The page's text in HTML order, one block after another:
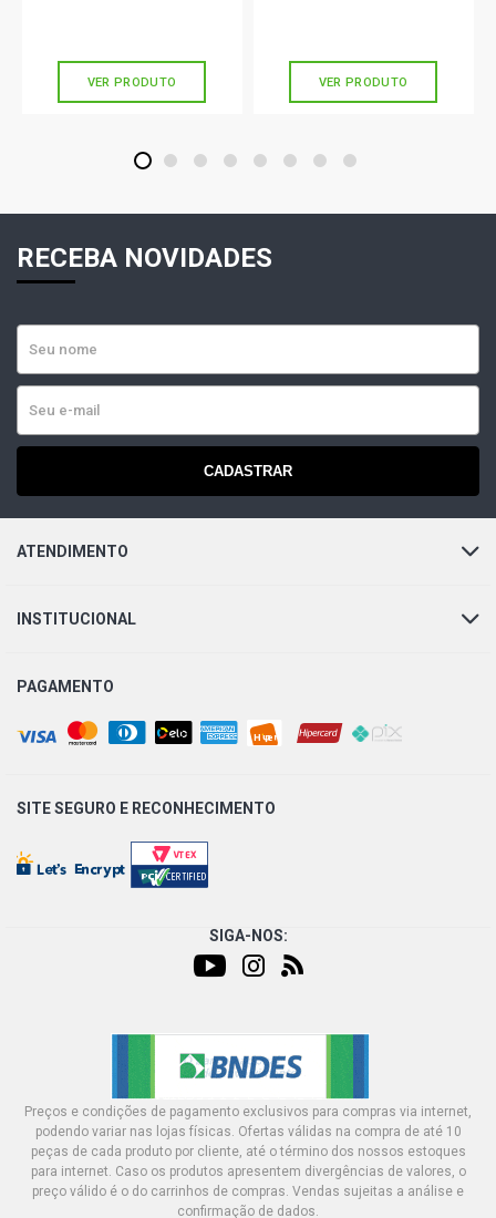
VER PRODUTO VER PRODUTO
1 2 3 4 5 6 7 8
RECEBA NOVIDADES
CADASTRAR
ATENDIMENTO
INSTITUCIONAL
PAGAMENTO
SITE SEGURO E RECONHECIMENTO
SIGA-NOS:
Preços e condições de pagamento exclusivos para compras via internet,
podendo variar nas lojas físicas. Ofertas válidas na compra de até 10
peças de cada produto por cliente, até o término dos nossos estoques
para internet. Caso os produtos apresentem divergências de valores, o
preço válido é o do carrinhos de compras. Vendas sujeitas a análise e
confirmação de dados.